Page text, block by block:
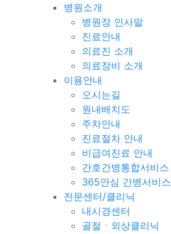
병원소개
병원장 인사말
진료안내
의료진 소개
의료장비 소개
이용안내
오시는길
원내배치도
주차안내
진료절차 안내
비급여진료 안내
간호간병통합서비스
365안심 간병서비스
전문센터/클리닉
내시경센터
골절ㆍ외상클리닉